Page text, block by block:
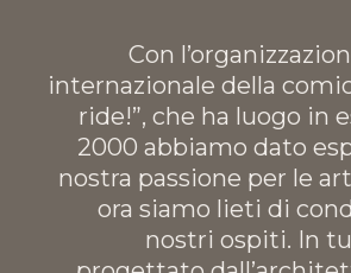
Con
internazionale della
ride!”, che ha luogo in
2000 abbiamo dato
nostra passione per le
ora siamo lieti di
nostri ospiti. In